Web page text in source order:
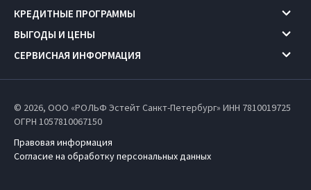
КРЕДИТНЫЕ ПРОГРАММЫ
ВЫГОДЫ И ЦЕНЫ
СЕРВИСНАЯ ИНФОРМАЦИЯ
© 2026, ООО «РОЛЬФ Эстейт Санкт-Петербург» ИНН 7810019725
ОГРН 1057810067150
Правовая информация
Согласие на обработку персональных данных